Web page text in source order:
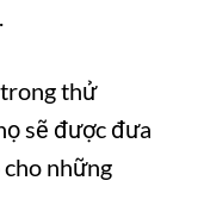
thử
sẽ được đưa
những